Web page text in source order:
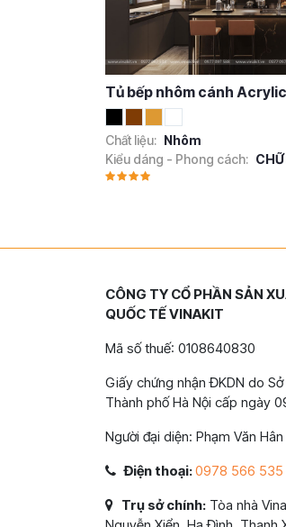
Tủ bếp nhôm cánh
Chất liệu: Nhôm
Kiểu dáng - Phong cách:
CÔNG TY CỔ PHẦN SẢN
QUỐC TẾ VINAKIT
Mã số thuế: 0108640830
Giấy chứng nhận ĐKDN do
Thành phố Hà Nội cấp ngày
Người đại diện: Phạm Văn Hân
Điện thoại:0978 566 535
Trụ sở chính: Tòa nhà